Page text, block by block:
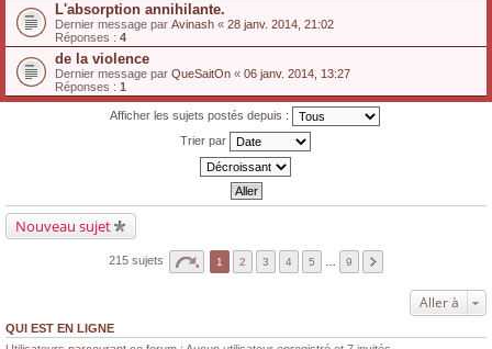
L'absorption annihilante.
Dernier message par Avinash « 28 janv. 2014, 21:02
Réponses : 4
de la violence
Dernier message par QueSaitOn « 06 janv. 2014, 13:27
Réponses : 1
Afficher les sujets postés depuis :
Trier par
Nouveau sujet
215 sujets 1 2 3 4 5 9
Aller à
QUI EST EN LIGNE